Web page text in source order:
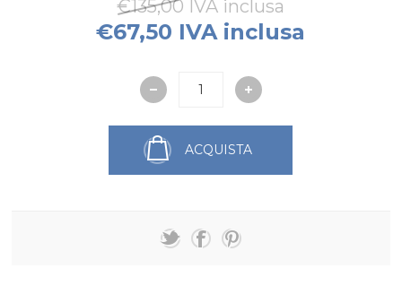
€135,00 IVA inclusa
€67,50 IVA inclusa
ACQUISTA